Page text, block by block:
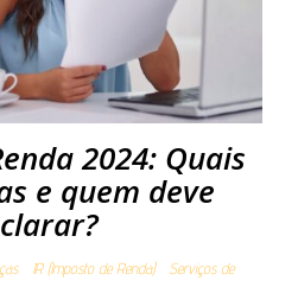
2024: Quais
e quem deve
IR (Imposto de Renda)
Serviços de